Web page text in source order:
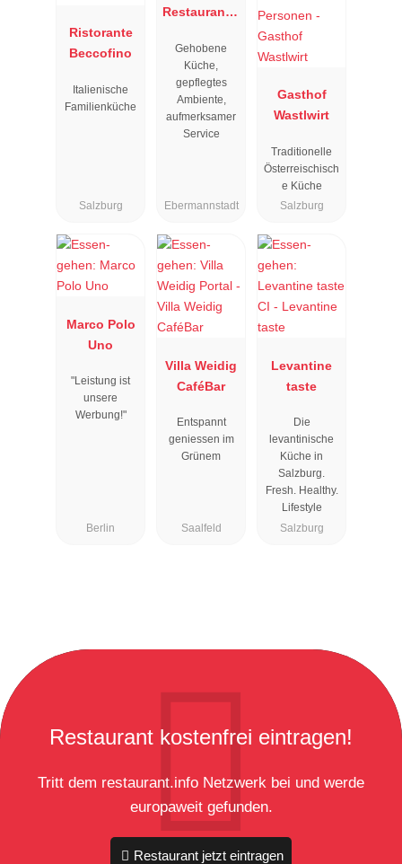
Ristorante
Beccofino
Italienische
Familienküche
Salzburg
Restaurant "
"
Gehobene
Küche,
gepflegtes
Ambiente,
aufmerksamer
Service
Ebermannstadt
Gasthof
Wastlwirt
Traditionelle
Österreischisch
e Küche
Salzburg
Marco Polo
Uno
"Leistung ist
unsere
Werbung!"
Berlin
Villa Weidig
CaféBar
Entspannt
geniessen im
Grünem
Saalfeld
Levantine
taste
Die
levantinische
Küche in
Salzburg.
Fresh. Healthy.
Lifestyle
Salzburg
Restaurant kostenfrei eintragen!
Tritt dem restaurant.info Netzwerk bei und werde
europaweit gefunden.
Restaurant jetzt eintragen